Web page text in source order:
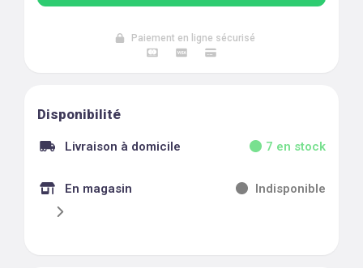
Paiement en ligne sécurisé
Disponibilité
Livraison à domicile 7 en stock
En magasin Indisponible